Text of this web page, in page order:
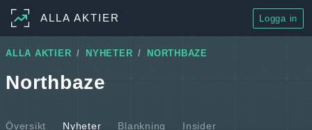
ALLA AKTIER Logga in
ALLA AKTIER NYHETER NORTHBAZE
Northbaze
Översikt Nyheter Blankning Insider